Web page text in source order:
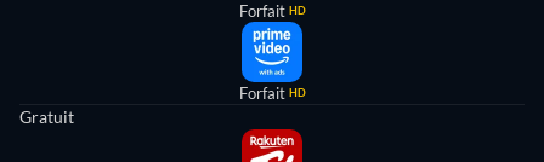
Forfait HD
Forfait HD
Gratuit